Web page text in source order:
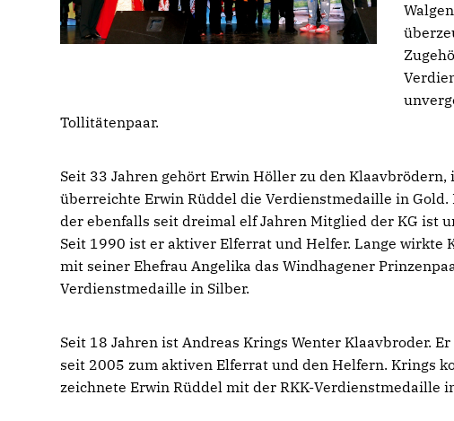
Tollitätenpaar.
Seit 33 Jahren gehört Erwin Höller zu den
überreichte Erwin Rüddel die Verdienstmedaille in
der ebenfalls seit dreimal elf Jahren Mitglied der KG ist
Seit 1990 ist er aktiver Elferrat und Helfer. Lange
mit seiner Ehefrau Angelika das Windhagener
Verdienstmedaille in Silber.
Seit 18 Jahren ist Andreas Krings Wenter Klaavbroder.
seit 2005 zum aktiven Elferrat und den Helfern. Krings
zeichnete Erwin Rüddel mit der RKK-Verdienstmedaille